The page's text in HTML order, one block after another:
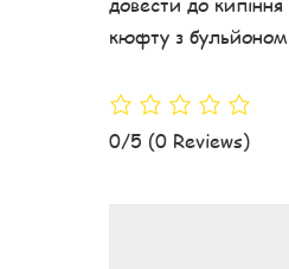
кюфту з
0/5 (0 Reviews)